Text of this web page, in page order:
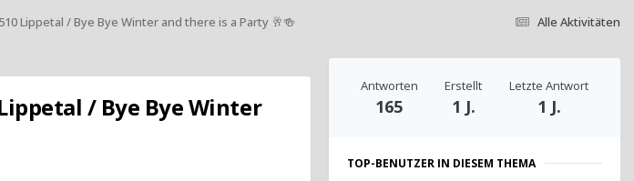
Alle Aktivitäten
Lippetal / Bye Bye Winter and there is a Party 🥂🍻
/ Bye Bye Winter
Antworten
165
Erstellt
1 J.
Letzte Antwort
1 J.
TOP-BENUTZER IN DIESEM THEMA